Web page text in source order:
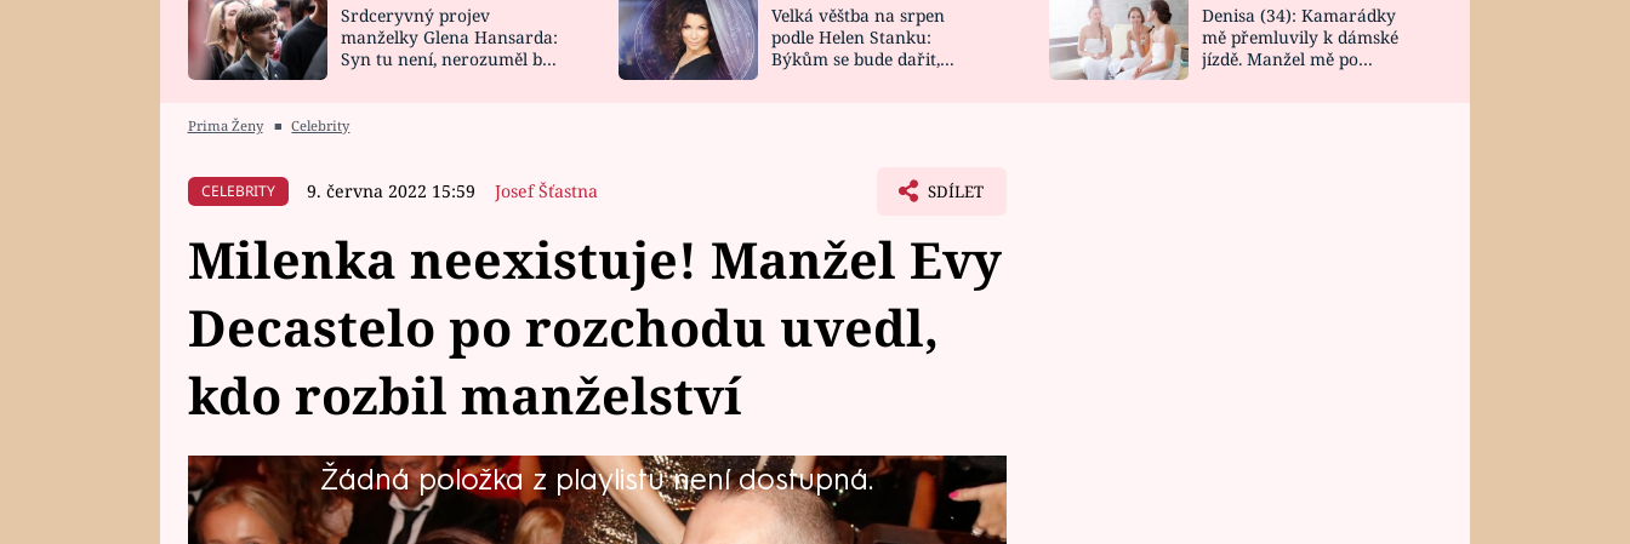
HOROSKOP NA
CELEBRITY
VAŘENÍ
NOVINKY
VIDEORECEPTY
DESIGN
Srdceryvný projev
manželky Glena Hansarda:
Syn tu není, nerozuměl by
Velká věštba na srpen
podle Helen Stanku:
Býkům se bude dařit,
Denisa (34): Kamarádky
mě přemluvily k dámské
jízdě. Manžel mě po
Prima Ženy ■ Celebrity
CELEBRITY 9. června 2022 15:59 Josef Šťastna SDÍLET
Milenka neexistuje! Manžel Evy
Decastelo po rozchodu uvedl,
kdo rozbil manželství
Žádná položka z playlistu není dostupná.
Moderátorka a herečka Eva Decastelo (43) ve středu šokovala
fanoušky, když přiznala, že prožívá těžké chvíle. Oznámila totiž, že její